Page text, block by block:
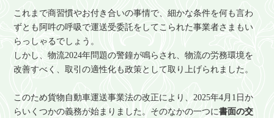
これまで商習慣やお付き合いの事情で、細かな条件を何も言わ
ずとも阿吽の呼吸で運送受委託をしてこられた事業者さまもい
らっしゃるでしょう。
しかし、物流2024年問題の警鐘が鳴らされ、物流の労務環境を
改善すべく、取引の適性化も政策として取り上げられました。
このため貨物自動車運送事業法の改正により、2025年4月1日か
らいくつかの義務が始まりました。そのなかの一つに書面の交